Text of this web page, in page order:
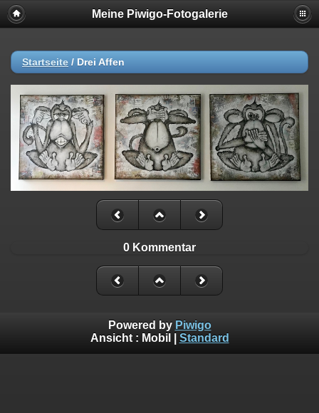
Meine Piwigo-Fotogalerie
Startseite / Drei Affen
0 Kommentar
Powered by Piwigo
Ansicht : Mobil Standard